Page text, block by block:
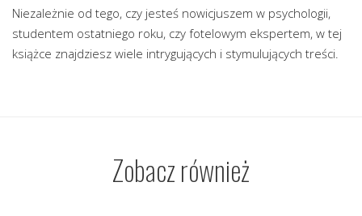
Niezależnie od tego, czy jesteś nowicjuszem w psychologii,
studentem ostatniego roku, czy fotelowym ekspertem, w tej
książce znajdziesz wiele intrygujących i stymulujących treści.
Zobacz również